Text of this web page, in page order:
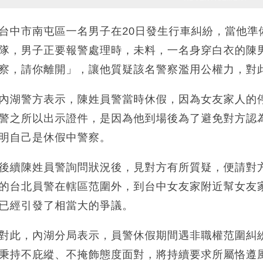
台中市南屯區一名男子在20日發生行車糾紛，當他
隊，男子正要報警處理時，未料，一名身穿白衣的陳
，請你離開」，讓他質疑該名警察濫用公權力，對
內湖警方表示，陳姓員警當時休假，因為女友家人的
之所以出示證件，是因為他到場後為了避免對方認
自己是休假中警察。
續陳姓員警詢問狀況後，見對方有所質疑，便請對
台北員警在轄區范圍外，到台中女友家附近幫女友
已經引發了相當大的爭議。
此，內湖分局表示，員警休假期間遇非職權范圍糾
持不庇縱、不掩飾態度面對，將持續要求所屬恪遵